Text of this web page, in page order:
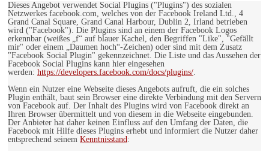
Dieses Angebot verwendet Social Plugins ("Plugins") des sozialen
Netzwerkes facebook.com, welches von der Facebook Ireland Ltd., 4
Grand Canal Square, Grand Canal Harbour, Dublin 2, Irland betrieben
wird ("Facebook"). Die Plugins sind an einem der Facebook Logos
erkennbar (weißes „f“ auf blauer Kachel, den Begriffen "Like", "Gefällt
mir" oder einem „Daumen hoch“-Zeichen) oder sind mit dem Zusatz
"Facebook Social Plugin" gekennzeichnet. Die Liste und das Aussehen der
Facebook Social Plugins kann hier eingesehen
werden: https://developers.facebook.com/docs/plugins/.
Wenn ein Nutzer eine Webseite dieses Angebots aufruft, die ein solches
Plugin enthält, baut sein Browser eine direkte Verbindung mit den Servern
von Facebook auf. Der Inhalt des Plugins wird von Facebook direkt an
Ihren Browser übermittelt und von diesem in die Webseite eingebunden.
Der Anbieter hat daher keinen Einfluss auf den Umfang der Daten, die
Facebook mit Hilfe dieses Plugins erhebt und informiert die Nutzer daher
entsprechend seinem Kenntnisstand: